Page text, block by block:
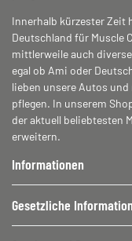
Innerhalb kürzester Zeit
Deutschland für Muscle
mittlerweile auch
egal ob Ami oder
lieben unsere Autos
pflegen. In unserem
der aktuell beliebtesten
erweitern.
Informationen
Gesetzliche